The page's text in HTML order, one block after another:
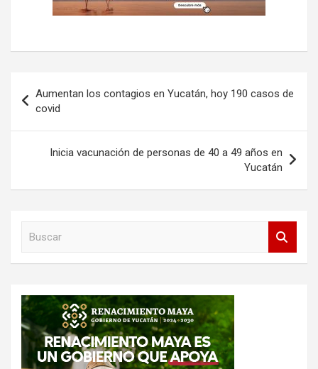
de
entradas
Aumentan los contagios en Yucatán, hoy 190 casos de
covid
Inicia vacunación de personas de 40 a 49 años en
Yucatán
r